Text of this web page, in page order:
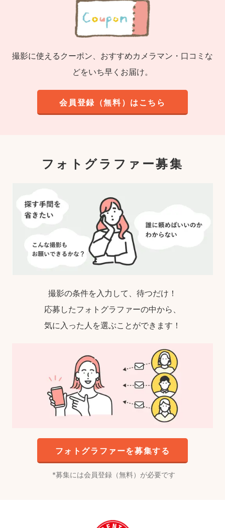
撮影に使えるクーポン、おすすめカメラマン・口コミな
どをいち早くお届け。
会員登録（無料）はこちら
フォトグラファー募集
撮影の条件を入力して、待つだけ！
応募したフォトグラファーの中から、
気に入った人を選ぶことができます！
フォトグラファーを募集する
募集には会員登録（無料）が必要です